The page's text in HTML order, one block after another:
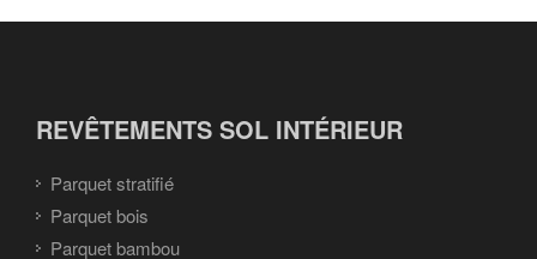
REVÊTEMENTS SOL INTÉRIEUR
Parquet stratifié
Parquet bois
Parquet bambou